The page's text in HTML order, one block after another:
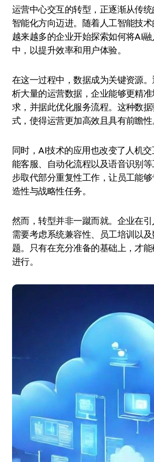
运营中心交互的转型，正逐渐从传统的人工操作向
智能化方向迈进。随着人工智能技术
越来越多的企业开始探索如何将AI
中，以提升效率和用户体验。
在这一过程中，数据成为关键资源
析大量的运营数据，企业能够更精
求，并据此优化服务流程。这种数
式，使得运营更加高效且具有前瞻性
同时，AI技术的应用也改变了人机
能客服、自动化流程以及语音识别
步取代部分重复性工作，让员工能
造性与战略性任务。
然而，转型并非一蹴而就。企业在引
需要考虑系统兼容性、员工培训以
题。只有在充分准备的基础上，才
进行。